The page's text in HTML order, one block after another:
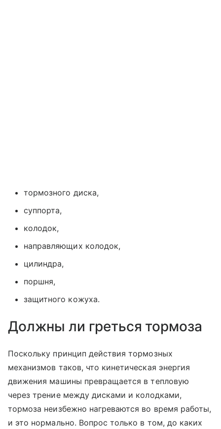
тормозного диска,
суппорта,
колодок,
направляющих колодок,
цилиндра,
поршня,
защитного кожуха.
Должны ли греться тормоза
Поскольку принцип действия тормозных
механизмов таков, что кинетическая энергия
движения машины превращается в тепловую
через трение между дисками и колодками,
тормоза неизбежно нагреваются во время работы,
и это нормально. Вопрос только в том, до каких